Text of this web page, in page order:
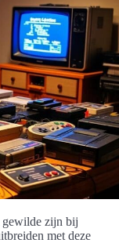
gewilde zijn bij
met deze